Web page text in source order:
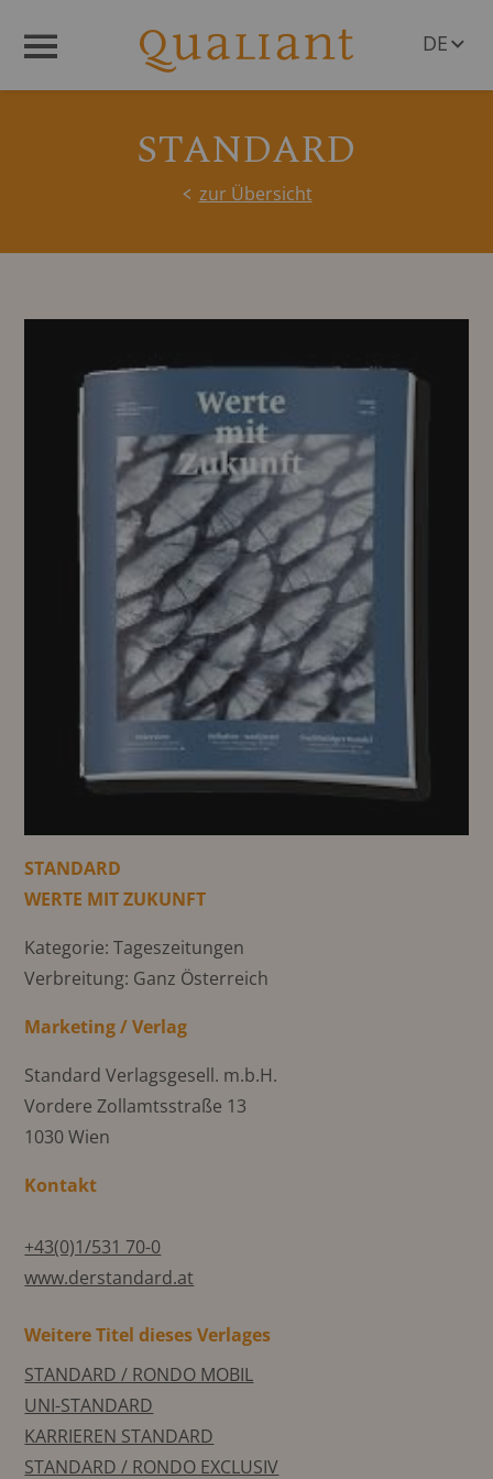
DE
STANDARD
zur Übersicht
STANDARD
WERTE MIT ZUKUNFT
Kategorie: Tageszeitungen
Verbreitung: Ganz Österreich
Marketing / Verlag
Standard Verlagsgesell. m.b.H.
Vordere Zollamtsstraße 13
1030 Wien
Kontakt
+43(0)1/531 70-0
www.derstandard.at
Weitere Titel dieses Verlages
STANDARD / RONDO MOBIL
UNI-STANDARD
KARRIEREN STANDARD
STANDARD / RONDO EXCLUSIV